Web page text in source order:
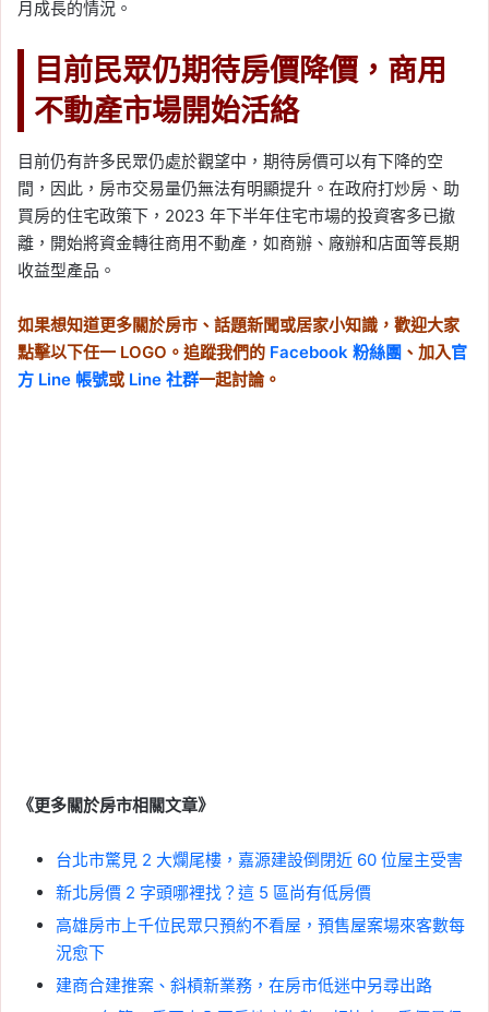
月成長的情況。
目前民眾仍期待房價降價，商用
不動產市場開始活絡
目前仍有許多民眾仍處於觀望中，期待房價可以有下降的空
間，因此，房市交易量仍無法有明顯提升。在政府打炒房、助
買房的住宅政策下，2023 年下半年住宅市場的投資客多已撤
離，開始將資金轉往商用不動產，如商辦、廠辦和店面等長期
收益型產品。
如果想知道更多關於房市、話題新聞或居家小知識，歡迎大家
點擊以下任一 LOGO。追蹤我們的 Facebook 粉絲團 、加入官
方 Line 帳號或 Line 社群一起討論。
《更多關於房市相關文章》
台北市驚見 2 大爛尾樓，嘉源建設倒閉近 60 位屋主受害
新北房價 2 字頭哪裡找？這 5 區尚有低房價
高雄房市上千位民眾只預約不看屋，預售屋案場來客數每
況愈下
建商合建推案、斜槓新業務，在房市低迷中另尋出路